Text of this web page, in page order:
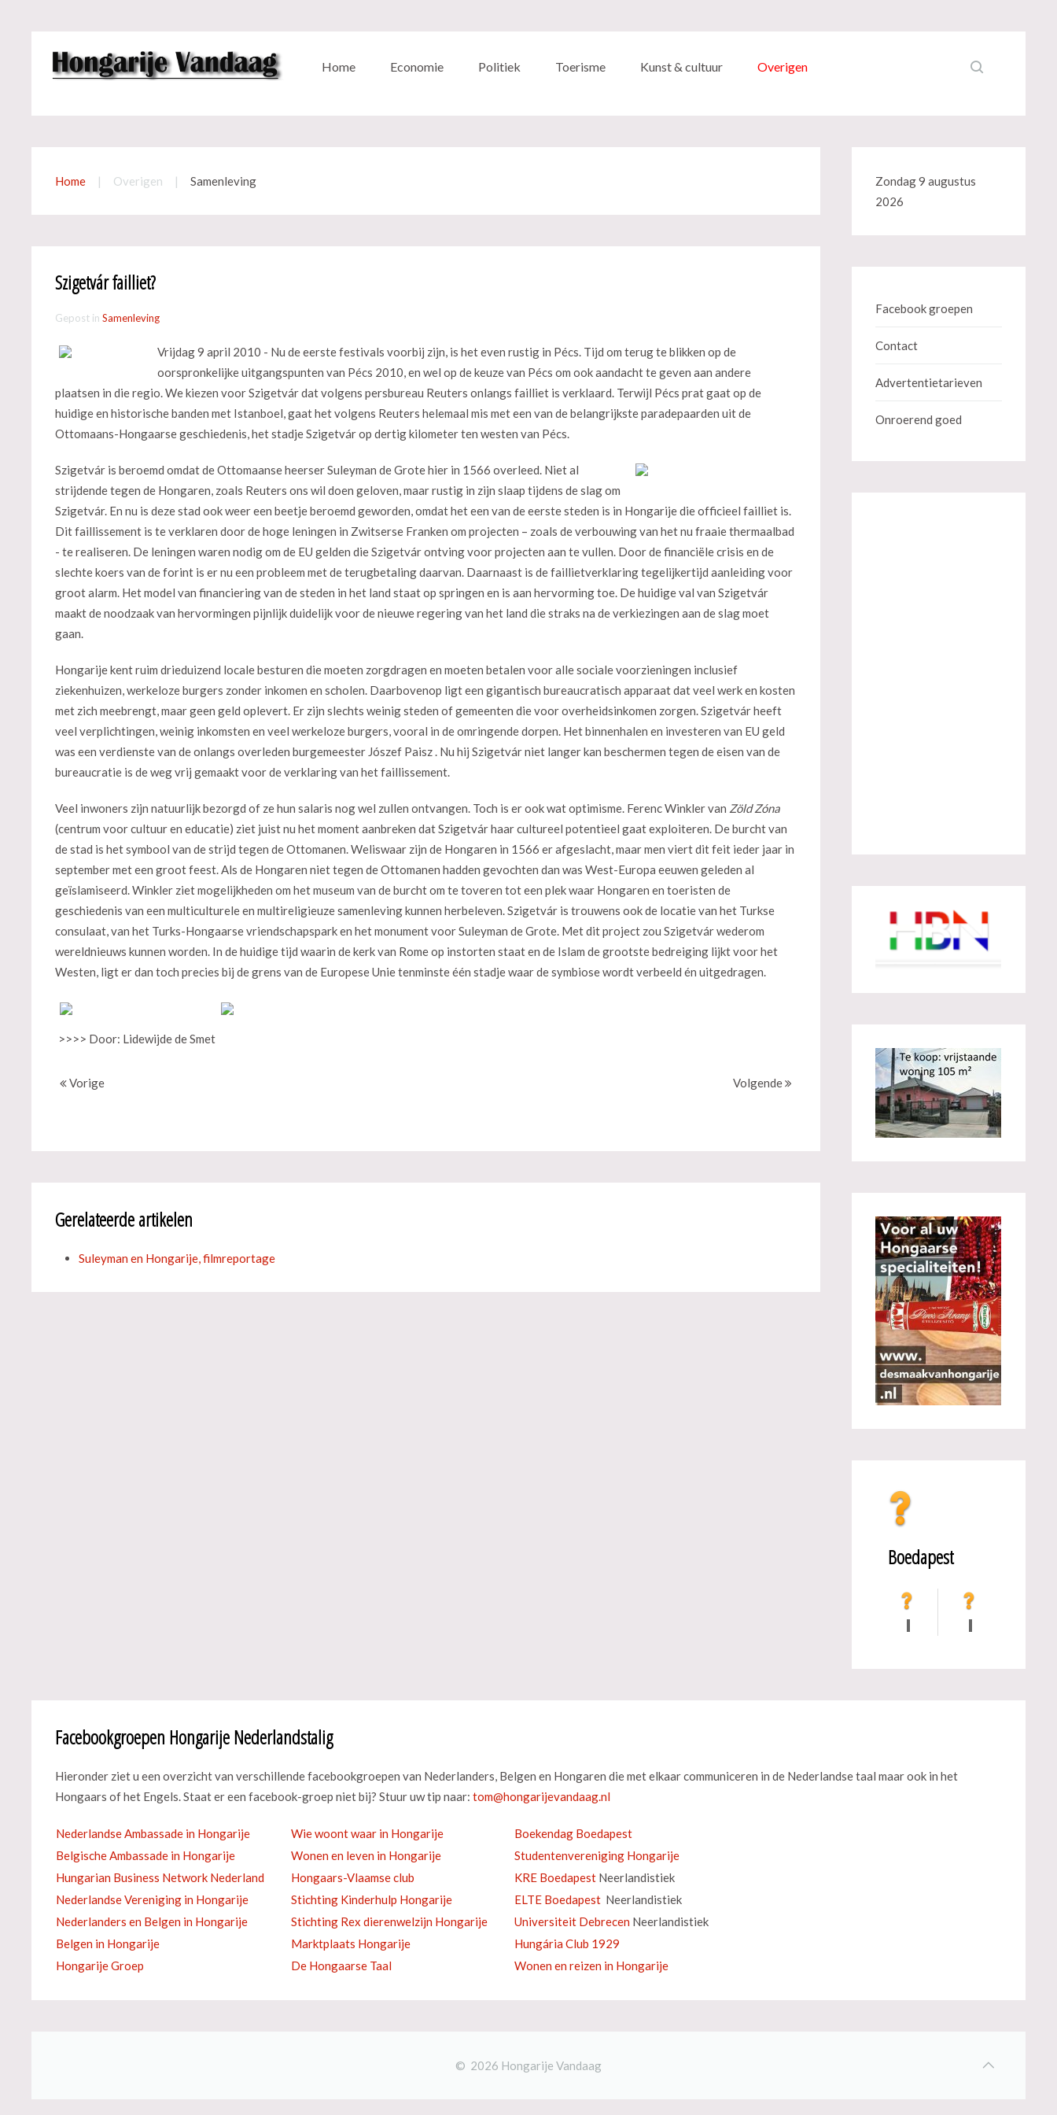
Home Economie Politiek Toerisme Kunst & cultuur Overigen
Home Overigen Samenleving
Szigetvár failliet?
Gepost in Samenleving
Vrijdag 9 april 2010 - Nu de eerste festivals voorbij zijn, is het even rustig in Pécs. Tijd om terug te blikken op de
oorspronkelijke uitgangspunten van Pécs 2010, en wel op de keuze van Pécs om ook aandacht te geven aan andere
plaatsen in die regio. We kiezen voor Szigetvár dat volgens persbureau Reuters onlangs failliet is verklaard. Terwijl Pécs prat gaat op de
huidige en historische banden met Istanboel, gaat het volgens Reuters helemaal mis met een van de belangrijkste paradepaarden uit de
Ottomaans-Hongaarse geschiedenis, het stadje Szigetvár op dertig kilometer ten westen van Pécs.
Szigetvár is beroemd omdat de Ottomaanse heerser Suleyman de Grote hier in 1566 overleed. Niet al
strijdende tegen de Hongaren, zoals Reuters ons wil doen geloven, maar rustig in zijn slaap tijdens de slag om
Szigetvár. En nu is deze stad ook weer een beetje beroemd geworden, omdat het een van de eerste steden is in Hongarije die officieel failliet is.
Dit faillissement is te verklaren door de hoge leningen in Zwitserse Franken om projecten – zoals de verbouwing van het nu fraaie thermaalbad
- te realiseren. De leningen waren nodig om de EU gelden die Szigetvár ontving voor projecten aan te vullen. Door de financiële crisis en de
slechte koers van de forint is er nu een probleem met de terugbetaling daarvan. Daarnaast is de faillietverklaring tegelijkertijd aanleiding voor
groot alarm. Het model van financiering van de steden in het land staat op springen en is aan hervorming toe. De huidige val van Szigetvár
maakt de noodzaak van hervormingen pijnlijk duidelijk voor de nieuwe regering van het land die straks na de verkiezingen aan de slag moet
gaan.
Hongarije kent ruim drieduizend locale besturen die moeten zorgdragen en moeten betalen voor alle sociale voorzieningen inclusief
ziekenhuizen, werkeloze burgers zonder inkomen en scholen. Daarbovenop ligt een gigantisch bureaucratisch apparaat dat veel werk en kosten
met zich meebrengt, maar geen geld oplevert. Er zijn slechts weinig steden of gemeenten die voor overheidsinkomen zorgen. Szigetvár heeft
veel verplichtingen, weinig inkomsten en veel werkeloze burgers, vooral in de omringende dorpen. Het binnenhalen en investeren van EU geld
was een verdienste van de onlangs overleden burgemeester Jószef Paisz . Nu hij Szigetvár niet langer kan beschermen tegen de eisen van de
bureaucratie is de weg vrij gemaakt voor de verklaring van het faillissement.
Veel inwoners zijn natuurlijk bezorgd of ze hun salaris nog wel zullen ontvangen. Toch is er ook wat optimisme. Ferenc Winkler van Zöld Zóna
(centrum voor cultuur en educatie) ziet juist nu het moment aanbreken dat Szigetvár haar cultureel potentieel gaat exploiteren. De burcht van
de stad is het symbool van de strijd tegen de Ottomanen. Weliswaar zijn de Hongaren in 1566 er afgeslacht, maar men viert dit feit ieder jaar in
september met een groot feest. Als de Hongaren niet tegen de Ottomanen hadden gevochten dan was West-Europa eeuwen geleden al
geïslamiseerd. Winkler ziet mogelijkheden om het museum van de burcht om te toveren tot een plek waar Hongaren en toeristen de
geschiedenis van een multiculturele en multireligieuze samenleving kunnen herbeleven. Szigetvár is trouwens ook de locatie van het Turkse
consulaat, van het Turks-Hongaarse vriendschapspark en het monument voor Suleyman de Grote. Met dit project zou Szigetvár wederom
wereldnieuws kunnen worden. In de huidige tijd waarin de kerk van Rome op instorten staat en de Islam de grootste bedreiging lijkt voor het
Westen, ligt er dan toch precies bij de grens van de Europese Unie tenminste één stadje waar de symbiose wordt verbeeld én uitgedragen.
>>>> Door: Lidewijde de Smet
Vorige Volgende
Gerelateerde artikelen
Suleyman en Hongarije, filmreportage
Zondag 9 augustus
2026
Facebook groepen
Contact
Advertentietarieven
Onroerend goed
Boedapest
Facebookgroepen Hongarije Nederlandstalig
Hieronder ziet u een overzicht van verschillende facebookgroepen van Nederlanders, Belgen en Hongaren die met elkaar communiceren in de Nederlandse taal maar ook in het
Hongaars of het Engels. Staat er een facebook-groep niet bij? Stuur uw tip naar:
Nederlandse Ambassade in Hongarije Wie woont waar in Hongarije
Boekendag Boedapest
Belgische Ambassade in Hongarije
Wonen en leven in Hongarije
Studentenvereniging Hongarije
Hungarian Business Network Nederland
Hongaars-Vlaamse club KRE Boedapest Neerlandistiek
Nederlandse Vereniging in Hongarije
Stichting Kinderhulp Hongarije ELTE Boedapest Neerlandistiek
Nederlanders en Belgen in Hongarije
Stichting Rex dierenwelzijn Hongarije Universiteit Debrecen Neerlandistiek
Belgen in Hongarije
Marktplaats Hongarije
Hungária Club 1929
Hongarije Groep
De Hongaarse Taal Wonen en reizen in Hongarije
© 2026 Hongarije Vandaag